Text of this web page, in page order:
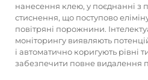
нанесення клею, у поєднанні з
стиснення, що поступово
повітряні порожнини.
моніторингу виявляють
і автоматично коригують рівні
забезпечити повне видалення